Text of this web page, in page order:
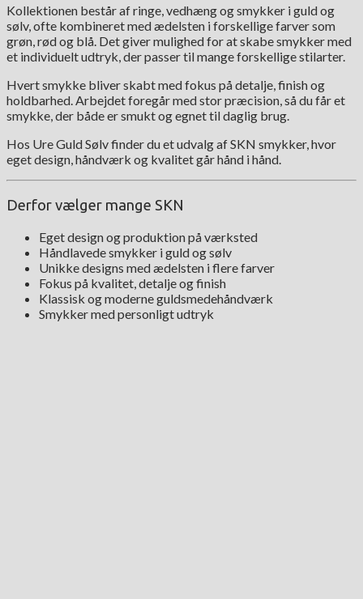
Kollektionen består af ringe, vedhæng og smykker i guld og
sølv, ofte kombineret med ædelsten i forskellige farver som
grøn, rød og blå. Det giver mulighed for at skabe smykker med
et individuelt udtryk, der passer til mange forskellige stilarter.
Hvert smykke bliver skabt med fokus på detalje, finish og
holdbarhed. Arbejdet foregår med stor præcision, så du får et
smykke, der både er smukt og egnet til daglig brug.
Hos Ure Guld Sølv finder du et udvalg af SKN smykker, hvor
eget design, håndværk og kvalitet går hånd i hånd.
Derfor vælger mange SKN
Eget design og produktion på værksted
Håndlavede smykker i guld og sølv
Unikke designs med ædelsten i flere farver
Fokus på kvalitet, detalje og finish
Klassisk og moderne guldsmedehåndværk
Smykker med personligt udtryk